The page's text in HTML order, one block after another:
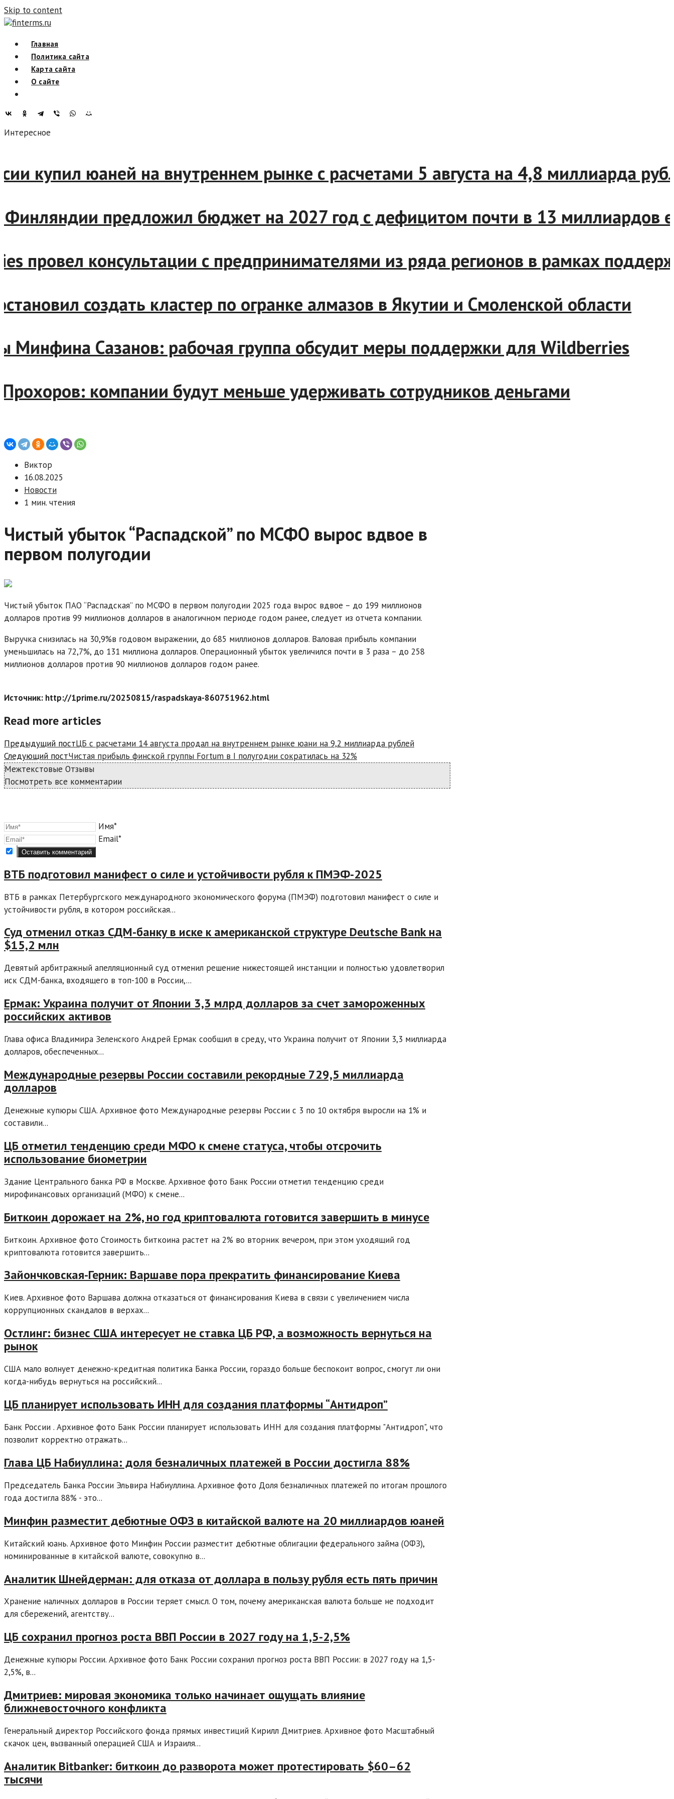
Skip to content
finterms.ru
Главная
Политика сайта
Карта сайта
О сайте
Интересное
купил юаней на внутреннем рынке с расчетами 5 августа на 4,8 миллиарда
Финляндии предложил бюджет на 2027 год с дефицитом почти в 13
провел консультации с предпринимателями из ряда регионов в рамках
создать кластер по огранке алмазов в Якутии и Смоленской области
Минфина Сазанов: рабочая группа обсудит меры поддержки для Wildberries
Прохоров: компании будут меньше удерживать сотрудников деньгами
Виктор
16.08.2025
Новости
1 мин. чтения
Чистый убыток “Распадской” по МСФО вырос вдвое в
первом полугодии
Чистый убыток ПАО “Распадская” по МСФО в первом полугодии 2025 года вырос вдвое – до 199 миллионов
долларов против 99 миллионов долларов в аналогичном периоде годом ранее, следует из отчета компании.
Выручка снизилась на 30,9%в годовом выражении, до 685 миллионов долларов. Валовая прибыль компании
уменьшилась на 72,7%, до 131 миллиона долларов. Операционный убыток увеличился почти в 3 раза – до 258
миллионов долларов против 90 миллионов долларов годом ранее.
Источник: http://1prime.ru/20250815/raspadskaya-860751962.html
Read more articles
Предыдущий постЦБ с расчетами 14 августа продал на внутреннем рынке юани на 9,2 миллиарда рублей
Следующий постЧистая прибыль финской группы Fortum в I полугодии сократилась на 32%
Межтекстовые Отзывы
Посмотреть все комментарии
Имя*
Email*
ВТБ подготовил манифест о силе и устойчивости рубля к ПМЭФ-2025
ВТБ в рамках Петербургского международного экономического форума (ПМЭФ) подготовил манифест о силе и
устойчивости рубля, в котором российская...
Суд отменил отказ СДМ-банку в иске к американской структуре Deutsche Bank на
$15,2 млн
Девятый арбитражный апелляционный суд отменил решение нижестоящей инстанции и полностью удовлетворил
иск СДМ-банка, входящего в топ-100 в России,...
Ермак: Украина получит от Японии 3,3 млрд долларов за счет замороженных
российских активов
Глава офиса Владимира Зеленского Андрей Ермак сообщил в среду, что Украина получит от Японии 3,3 миллиарда
долларов, обеспеченных...
Международные резервы России составили рекордные 729,5 миллиарда
долларов
Денежные купюры США. Архивное фото Международные резервы России с 3 по 10 октября выросли на 1% и
составили...
ЦБ отметил тенденцию среди МФО к смене статуса, чтобы отсрочить
использование биометрии
Здание Центрального банка РФ в Москве. Архивное фото Банк России отметил тенденцию среди
мирофинансовых организаций (МФО) к смене...
Биткоин дорожает на 2%, но год криптовалюта готовится завершить в минусе
Биткоин. Архивное фото Стоимость биткоина растет на 2% во вторник вечером, при этом уходящий год
криптовалюта готовится завершить...
Зайончковская-Герник: Варшаве пора прекратить финансирование Киева
Киев. Архивное фото Варшава должна отказаться от финансирования Киева в связи с увеличением числа
коррупционных скандалов в верхах...
Остлинг: бизнес США интересует не ставка ЦБ РФ, а возможность вернуться на
рынок
США мало волнует денежно-кредитная политика Банка России, гораздо больше беспокоит вопрос, смогут ли они
когда-нибудь вернуться на российский...
ЦБ планирует использовать ИНН для создания платформы “Антидроп”
Банк России . Архивное фото Банк России планирует использовать ИНН для создания платформы "Антидроп", что
позволит корректно отражать...
Глава ЦБ Набиуллина: доля безналичных платежей в России достигла 88%
Председатель Банка России Эльвира Набиуллина. Архивное фото Доля безналичных платежей по итогам прошлого
года достигла 88% - это...
Минфин разместит дебютные ОФЗ в китайской валюте на 20 миллиардов юаней
Китайский юань. Архивное фото Минфин России разместит дебютные облигации федерального займа (ОФЗ),
номинированные в китайской валюте, совокупно в...
Аналитик Шнейдерман: для отказа от доллара в пользу рубля есть пять причин
Хранение наличных долларов в России теряет смысл. О том, почему американская валюта больше не подходит
для сбережений, агентству...
ЦБ сохранил прогноз роста ВВП России в 2027 году на 1,5-2,5%
Денежные купюры России. Архивное фото Банк России сохранил прогноз роста ВВП России: в 2027 году на 1,5-
2,5%, в...
Дмитриев: мировая экономика только начинает ощущать влияние
ближневосточного конфликта
Генеральный директор Российского фонда прямых инвестиций Кирилл Дмитриев. Архивное фото Масштабный
скачок цен, вызванный операцией США и Израиля...
Аналитик Bitbanker: биткоин до разворота может протестировать $60–62
тысячи